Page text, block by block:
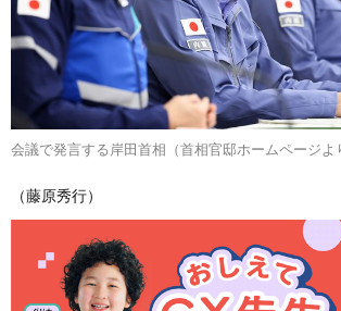
会議で発言する岸田首相（首相官邸ホームページよ
（藤原秀行）